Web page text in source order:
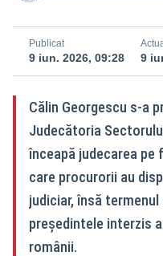
Publicat
9 iun. 2026, 09:28 9
Călin Georgescu s-a
Judecătoria
înceapă judecarea pe
care procurorii au
judiciar, însă
președintele interzis
românii.